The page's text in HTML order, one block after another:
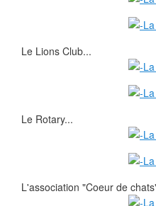
Le Lions Club...
Le Rotary...
L'association "Coeur de